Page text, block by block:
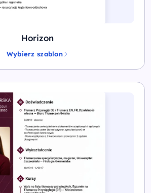
Horizon
Wybierz szablon